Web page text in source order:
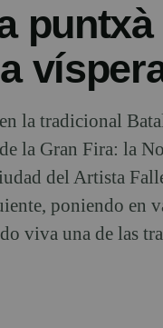
la tradicional
la Gran Fira: la
del Artista
poniendo en
viva una de las